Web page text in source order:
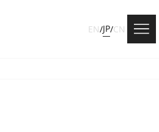
EN/JP/CN